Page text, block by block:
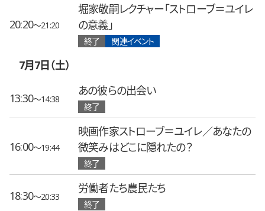
20:20〜21:20
堀家敬嗣レクチャー「ストローブ＝ユイレ
の意義」
終了 関連イベント
7月7日（土）
13:30〜14:38
あの彼らの出会い
終了
16:00〜19:44
映画作家ストローブ＝ユイレ／あなたの
微笑みはどこに隠れたの？
終了
18:30〜20:33
労働者たち農民たち
終了